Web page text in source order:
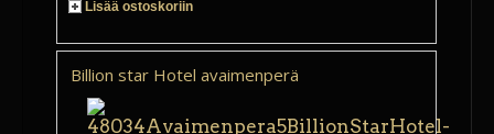
Lisää ostoskoriin
Billion star Hotel avaimenperä